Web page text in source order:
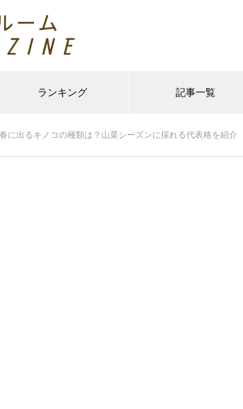
ランキング 記事一覧
春に出るキノコの種類は？山菜シーズンに採れる代表格を紹介